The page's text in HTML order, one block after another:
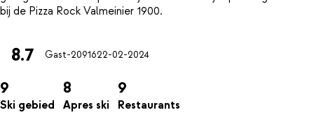
8.7 Gast-2091622-02-2024
9
Ski gebied
8
Apres ski
9
Restaurants